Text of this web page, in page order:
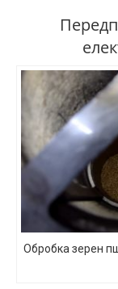
Обробка зерен